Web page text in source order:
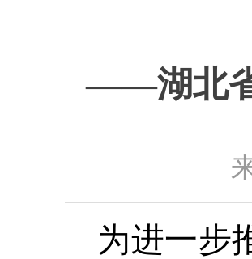
——湖北省
为进一步